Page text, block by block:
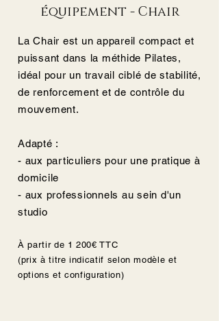
équipement - Chair
La Chair est un appareil compact et
puissant dans la méthide Pilates,
idéal pour un travail ciblé de stabilité,
de renforcement et de contrôle du
mouvement.​​
Adapté :
- aux particuliers pour une pratique à
domicile
- aux professionnels au sein d'un
studio
À partir de 1 200€ TTC
(prix à titre indicatif selon modèle et
options et configuration)